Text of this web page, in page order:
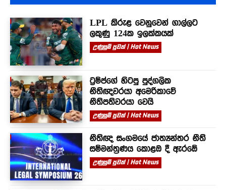
LPL කිරුළ වෙනුවෙන් ගාල්ලට
ලකුණු 124ක ඉලක්කයක්
උණුසුම් පුවත් | Hot News
ට්‍රම්ප්ගේ හිටපු පුද්ගලික
නීතිඥවරයා අමෙරිකාවේ
නීතිපතිවරයා වෙයි
උණුසුම් පුවත් | Hot News
නීතිඥ සංගමයේ ජාත්‍යන්තර නීති
සම්මන්ත්‍රණය කොළඹ දී ඇරඹේ
උණුසුම් පුවත් | Hot News